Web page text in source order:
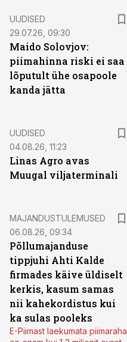
UUDISED
29.07.26, 09:30
Maido Solovjov:
piimahinna riski ei saa
lõputult ühe osapoole
kanda jätta
UUDISED
04.08.26, 11:23
Linas Agro avas
Muugal viljaterminali
MAJANDUSTULEMUSED
06.08.26, 09:34
Põllumajanduse
tippjuhi Ahti Kalde
firmades käive üldiselt
kerkis, kasum samas
nii kahekordistus kui
ka sulas pooleks
E-Piimast laekumata piimaraha